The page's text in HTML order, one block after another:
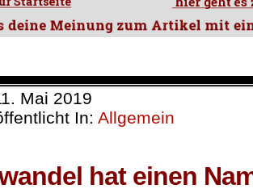
Mai 2019
In: Allgemein
hat einen